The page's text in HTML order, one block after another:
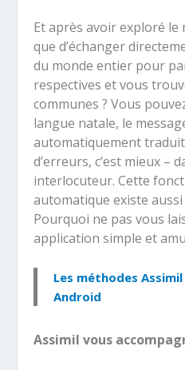
Et après avoir exploré le
que d’échanger
du monde entier pour
respectives et vous
communes ? Vous
langue natale, le
automatiquement
d’erreurs, c’est mieux –
interlocuteur. Cette
automatique existe
Pourquoi ne pas vous
application simple et
Les méthodes
Android
Assimil vous